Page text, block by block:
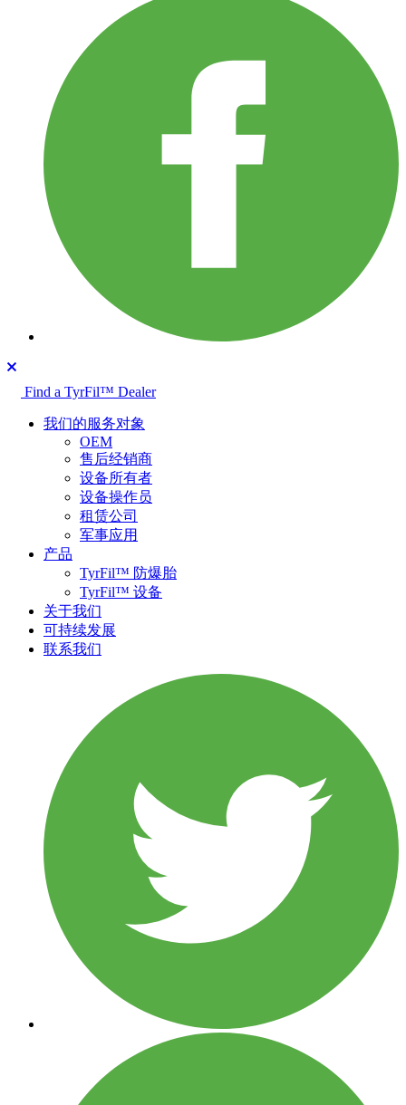
Find a TyrFil™ Dealer
我们的服务对象
OEM
售后经销商
设备所有者
设备操作员
租赁公司
军事应用
产品
TyrFil™ 防爆胎
TyrFil™ 设备
关于我们
可持续发展
联系我们